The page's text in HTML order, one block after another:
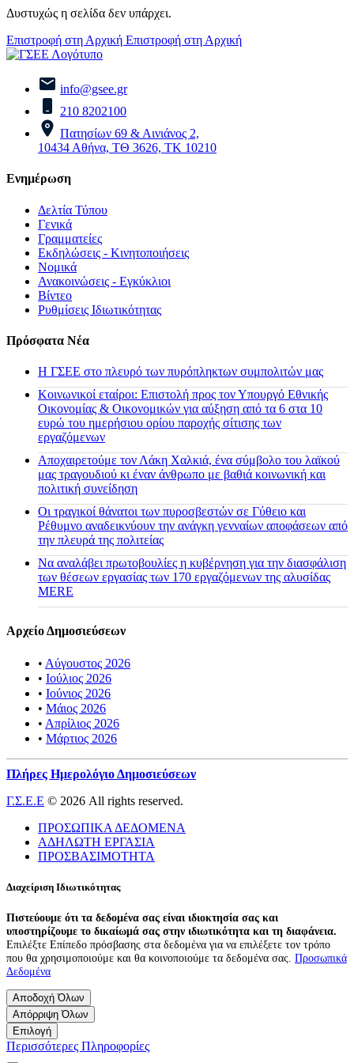
Δυστυχώς η σελίδα δεν υπάρχει.
Επιστροφή στη Αρχική Επιστροφή στη Αρχική
info@gsee.gr
210 8202100
Πατησίων 69 & Αινιάνος 2,
10434 Αθήνα, ΤΘ 3626, ΤΚ 10210
Ενημέρωση
Δελτία Τύπου
Γενικά
Γραμματείες
Εκδηλώσεις - Κινητοποιήσεις
Νομικά
Ανακοινώσεις - Εγκύκλιοι
Βίντεο
Ρυθμίσεις Ιδιωτικότητας
Πρόσφατα Νέα
H ΓΣΕΕ στο πλευρό των πυρόπληκτων συμπολιτών μας
Κοινωνικοί εταίροι: Επιστολή προς τον Υπουργό Εθνικής
Οικονομίας & Οικονομικών για αύξηση από τα 6 στα 10
ευρώ του ημερήσιου ορίου παροχής σίτισης των
εργαζόμενων
Αποχαιρετούμε τον Λάκη Χαλκιά, ένα σύμβολο του λαϊκού
μας τραγουδιού κι έναν άνθρωπο με βαθιά κοινωνική και
πολιτική συνείδηση
Οι τραγικοί θάνατοι των πυροσβεστών σε Γύθειο και
Ρέθυμνο αναδεικνύουν την ανάγκη γενναίων αποφάσεων από
την πλευρά της πολιτείας
Να αναλάβει πρωτοβουλίες η κυβέρνηση για την διασφάλιση
των θέσεων εργασίας των 170 εργαζόμενων της αλυσίδας
MERE
Αρχείο Δημοσιεύσεων
• Αύγουστος 2026
• Ιούλιος 2026
• Ιούνιος 2026
• Μάιος 2026
• Απρίλιος 2026
• Μάρτιος 2026
Πλήρες Ημερολόγιο Δημοσιεύσεων
Γ.Σ.Ε.Ε © 2026 All rights reserved.
ΠΡΟΣΩΠΙΚΑ ΔΕΔΟΜΕΝΑ
ΑΔΗΛΩΤΗ ΕΡΓΑΣΙΑ
ΠΡΟΣΒΑΣΙΜΟΤΗΤΑ
Διαχείριση Ιδιωτικότητας
Πιστεύουμε ότι τα δεδομένα σας είναι ιδιοκτησία σας και
υποστηρίζουμε το δικαίωμά σας στην ιδιωτικότητα και τη διαφάνεια.
Επιλέξτε Επίπεδο πρόσβασης στα δεδομένα για να επιλέξετε τον τρόπο
που θα χρησιμοποιούμε και θα κοινοποιούμε τα δεδομένα σας. Προσωπικά
Δεδομένα
Αποδοχή Όλων
Απόρριψη Όλων
Επιλογή
Περισσότερες Πληροφορίες